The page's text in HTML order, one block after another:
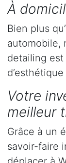
À
Bien plus
automobile,
detailing
Votre
meilleur
Grâce à un
savoir-faire